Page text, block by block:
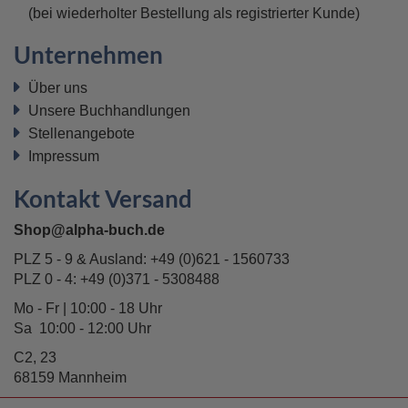
(bei wiederholter Bestellung als registrierter Kunde)
Unternehmen
Über uns
Unsere Buchhandlungen
Stellenangebote
Impressum
Kontakt Versand
Shop@alpha-buch.de
PLZ 5 - 9 & Ausland: +49 (0)621 - 1560733
PLZ 0 - 4: +49 (0)371 - 5308488
Mo - Fr | 10:00 - 18 Uhr
Sa 10:00 - 12:00 Uhr
C2, 23
68159 Mannheim